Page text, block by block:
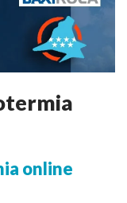
online